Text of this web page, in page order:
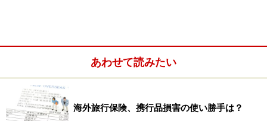
海外旅行保険で持病・既往症を補償する商品
持病・既往症を補償する場合の注意点
あわせて読みたい
海外旅行保険、携行品損害の使い勝手は？